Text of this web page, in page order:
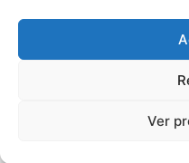
Ver
Proteção e
Residências e
curitiba,Pr